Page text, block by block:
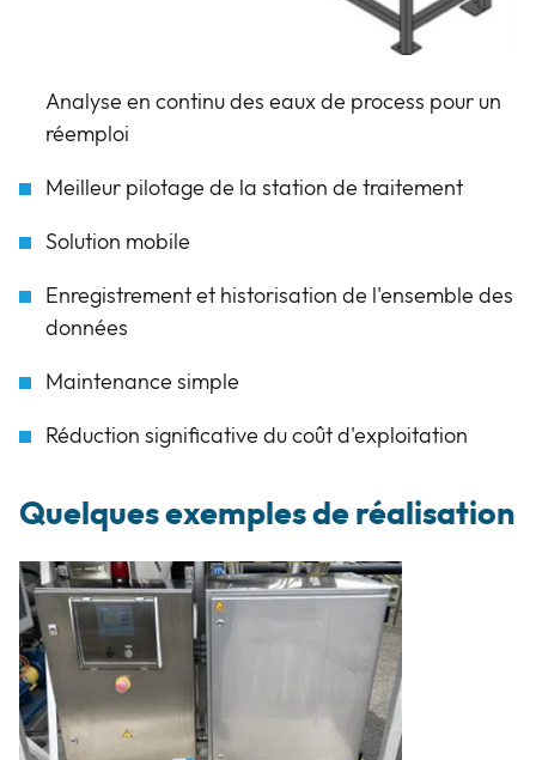
Analyse en continu des eaux de process pour un
réemploi
Meilleur pilotage de la station de traitement
Solution mobile
Enregistrement et historisation de l'ensemble des
données
Maintenance simple
Réduction significative du coût d'exploitation
Quelques exemples de réalisation